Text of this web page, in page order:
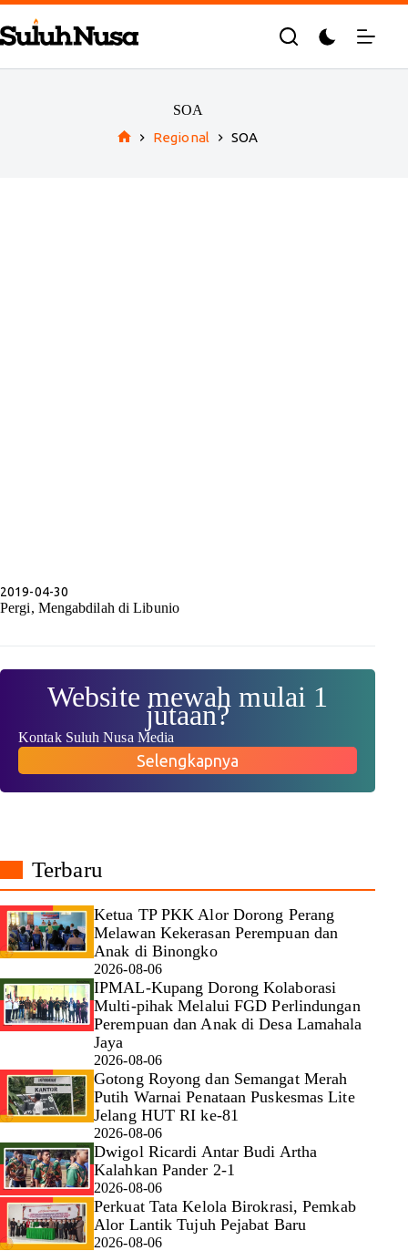
Skip
to
content
SOA
Regional SOA
2019-04-30
Pergi, Mengabdilah di Libunio
Website mewah mulai 1
jutaan?
Kontak Suluh Nusa Media
Selengkapnya
Terbaru
Ketua TP PKK Alor Dorong Perang
Melawan Kekerasan Perempuan dan
Anak di Binongko
2026-08-06
IPMAL-Kupang Dorong Kolaborasi
Multi-pihak Melalui FGD Perlindungan
Perempuan dan Anak di Desa Lamahala
Jaya
2026-08-06
Gotong Royong dan Semangat Merah
Putih Warnai Penataan Puskesmas Lite
Jelang HUT RI ke-81
2026-08-06
Dwigol Ricardi Antar Budi Artha
Kalahkan Pander 2-1
2026-08-06
Perkuat Tata Kelola Birokrasi, Pemkab
Alor Lantik Tujuh Pejabat Baru
2026-08-06